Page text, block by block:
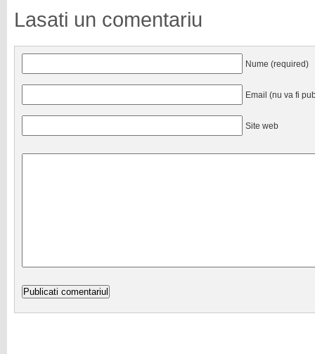
Lasati un comentariu
Nume (required)
Email (nu va fi
Site web